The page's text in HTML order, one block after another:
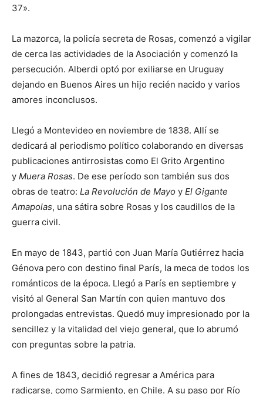
37».
La mazorca, la policía secreta de Rosas, comenzó a vigilar
de cerca las actividades de la Asociación y comenzó la
persecución. Alberdi optó por exiliarse en Uruguay
dejando en Buenos Aires un hijo recién nacido y varios
amores inconclusos.
Llegó a Montevideo en noviembre de 1838. Allí se
dedicará al periodismo político colaborando en diversas
publicaciones antirrosistas como El Grito Argentino
y Muera Rosas. De ese período son también sus dos
obras de teatro: La Revolución de Mayo y El Gigante
Amapolas, una sátira sobre Rosas y los caudillos de la
guerra civil.
En mayo de 1843, partió con Juan María Gutiérrez hacia
Génova pero con destino final París, la meca de todos los
románticos de la época. Llegó a París en septiembre y
visitó al General San Martín con quien mantuvo dos
prolongadas entrevistas. Quedó muy impresionado por la
sencillez y la vitalidad del viejo general, que lo abrumó
con preguntas sobre la patria.
A fines de 1843, decidió regresar a América para
radicarse, como Sarmiento, en Chile. A su paso por Río